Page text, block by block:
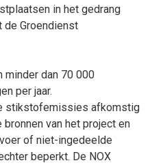
in het gedrang
de Groendienst
minder dan 70 000
per jaar.
stikstofemissies afkomstig
van het project en
of niet-ingedeelde
beperkt. De NOX